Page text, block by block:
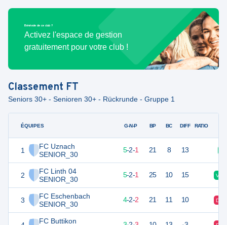
Bénévole de ce club ?
Activez l'espace de gestion
gratuitement pour votre club !
Classement FT
Seniors 30+ - Senioren 30+ - Rückrunde - Gruppe 1
ÉQUIPES
1
FC Uznach
SENIOR_30
2
FC Linth 04
SENIOR_30
3
FC Eschenbach
SENIOR_30
FC Buttikon
G-N-P BP BC DIFF RATIO
5-2-1 21 8 13
5-2-1 25 10 15 V
12 4-2-2 21 11 10 D